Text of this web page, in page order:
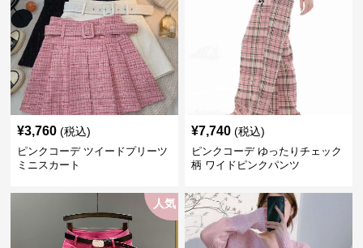
¥3,760 (税込)
ピンクコーデ ツイードプリーツ
ミニスカート
¥7,740 (税込)
ピンクコーデ ゆったりチェック
柄 ワイドピンクパンツ
人気